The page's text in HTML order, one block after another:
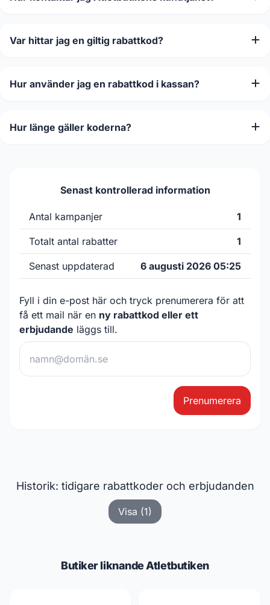
Var hittar jag en giltig rabattkod?
Hur använder jag en rabattkod i kassan?
Hur länge gäller koderna?
Senast kontrollerad information
Antal kampanjer 1
Totalt antal rabatter 1
Senast uppdaterad 6 augusti 2026 05:25
Fyll i din e-post här och tryck prenumerera för att
få ett mail när en ny rabattkod eller ett
erbjudande läggs till.
Prenumerera
Historik: tidigare rabattkoder och erbjudanden
Visa (1)
Butiker liknande Atletbutiken